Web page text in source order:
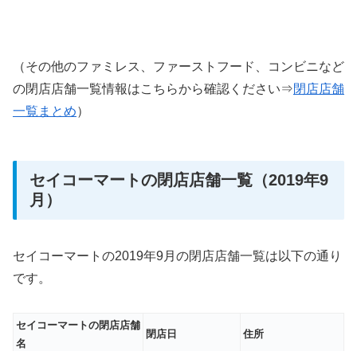
（その他のファミレス、ファーストフード、コンビニなど
の閉店店舗一覧情報はこちらから確認ください⇒閉店店舗
一覧まとめ）
セイコーマートの閉店店舗一覧（2019年9
月）
セイコーマートの2019年9月の閉店店舗一覧は以下の通り
です。
セイコーマートの閉店店舗
名
閉店日 住所